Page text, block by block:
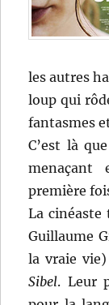
les autres
loup qui
fantasmes
C’est là
première
La cinéaste
Guillaume
la vraie
Sibel. Leur